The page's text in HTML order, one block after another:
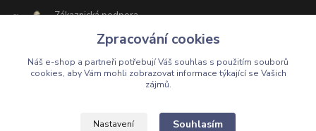
Zákaznická podpora
+420 603 174 975
Po-Čt, 8-16 hod. Pá 8-14 hod.
Upravit sběr cookies.
Zpracování cookies
Náš e-shop a partneři potřebují Váš souhlas s použitím souborů
cookies, aby Vám mohli zobrazovat informace týkající se Vašich
zájmů.
Nastavení Souhlasím